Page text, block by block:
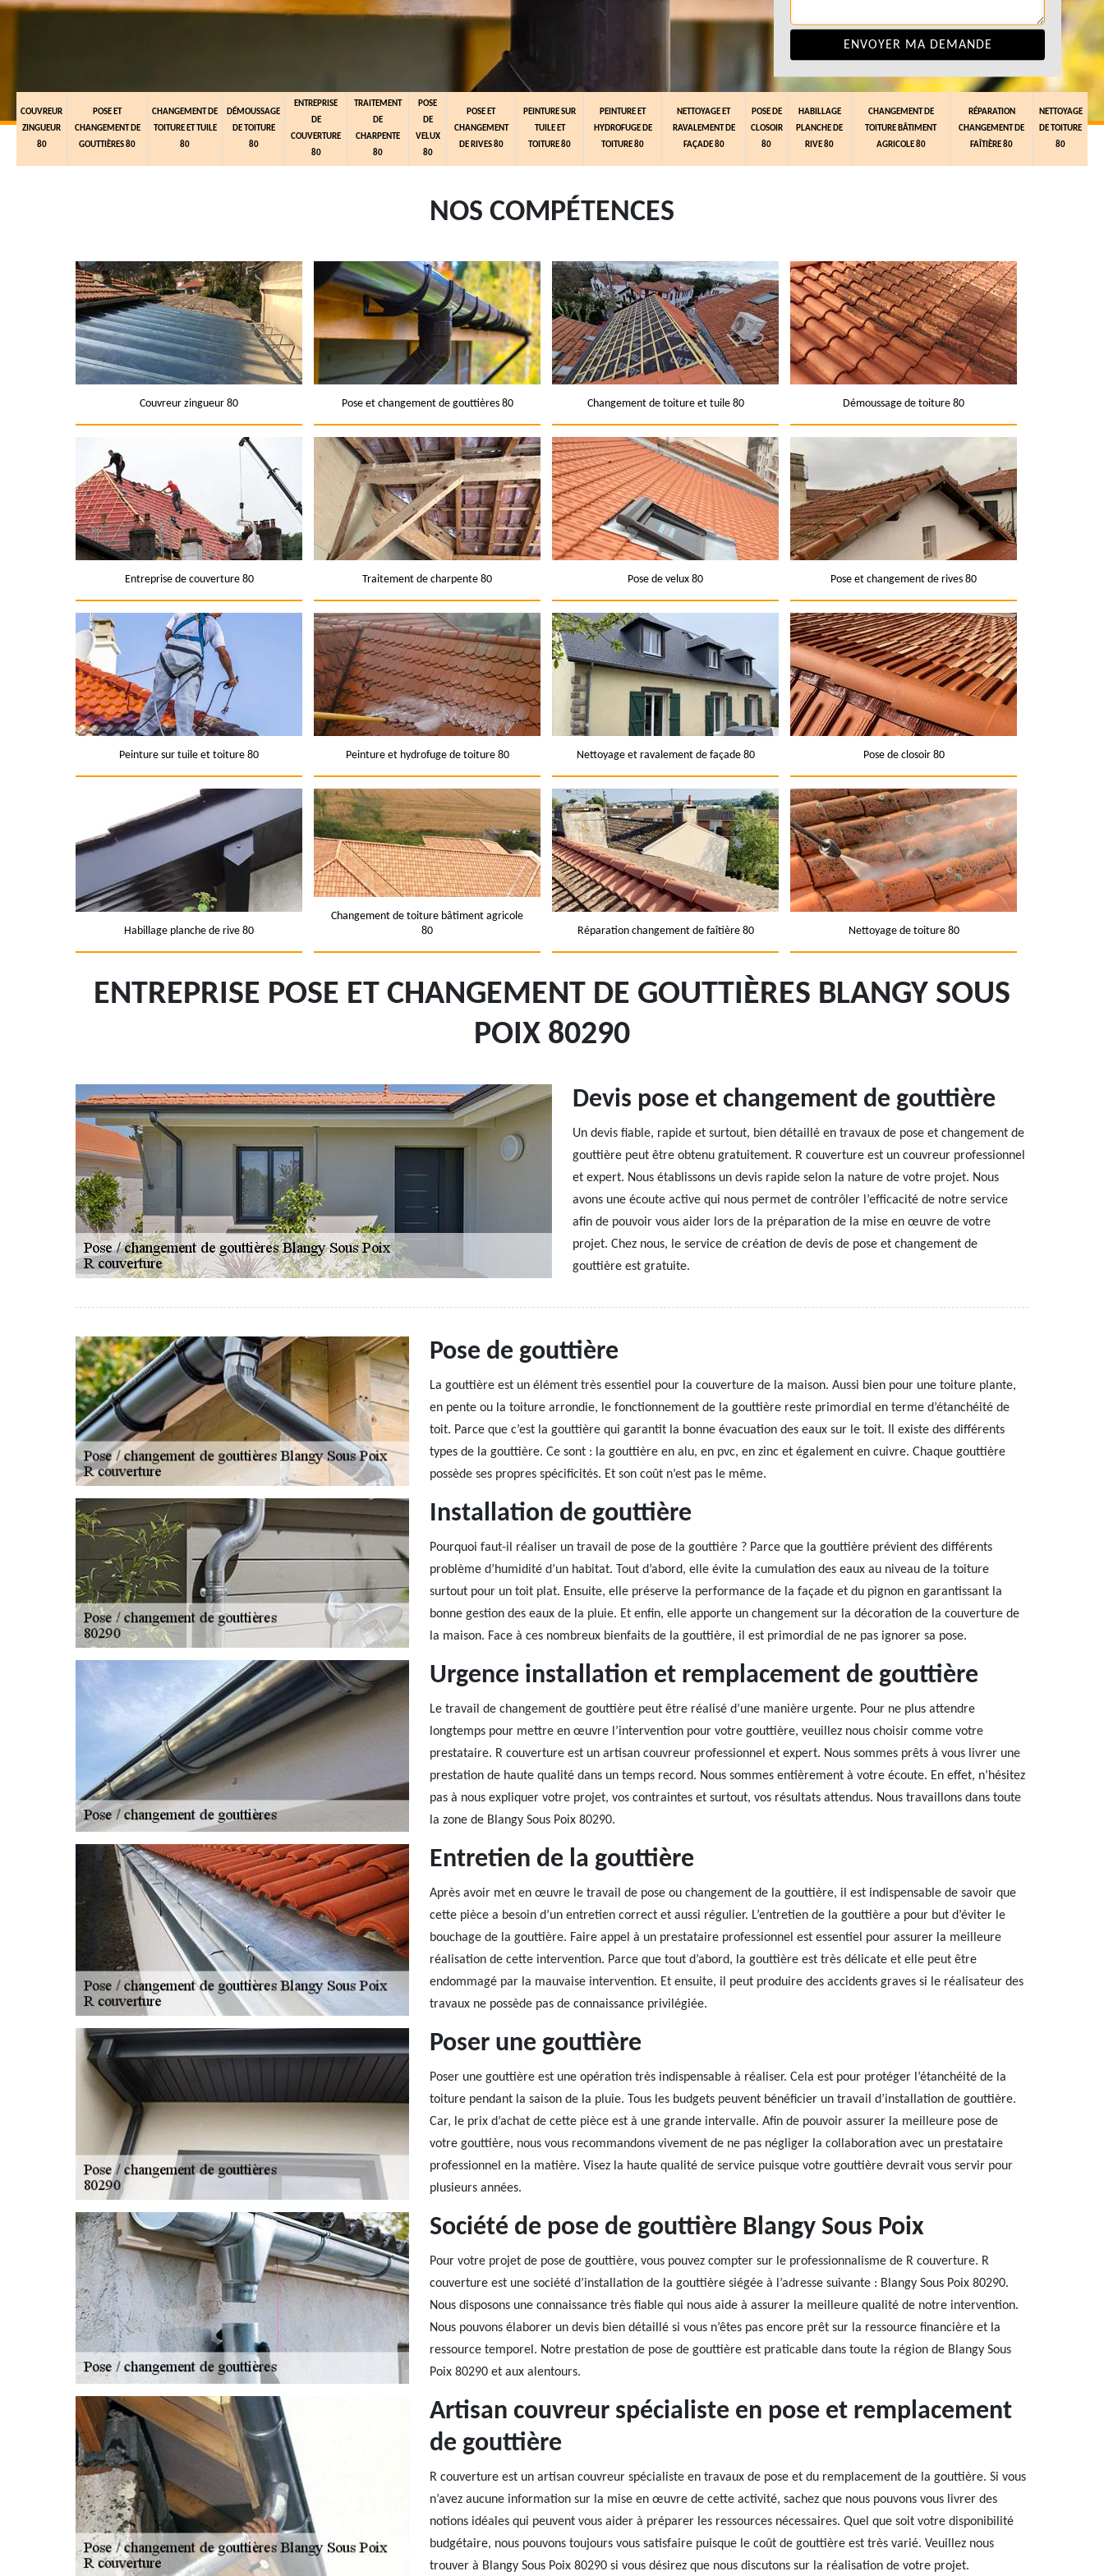
COUVREUR
ZINGUEUR
80
POSE ET
CHANGEMENT DE
GOUTTIÈRES 80
CHANGEMENT DE
TOITURE ET TUILE
80
DÉMOUSSAGE
DE TOITURE
80
ENTREPRISE
DE
COUVERTURE
80
TRAITEMENT
DE
CHARPENTE
80
POSE
DE
VELUX
80
POSE ET
CHANGEMENT
DE RIVES 80
PEINTURE SUR
TUILE ET
TOITURE 80
PEINTURE ET
HYDROFUGE DE
TOITURE 80
NETTOYAGE ET
RAVALEMENT DE
FAÇADE 80
POSE DE
CLOSOIR
80
HABILLAGE
PLANCHE DE
RIVE 80
CHANGEMENT DE
TOITURE BÂTIMENT
AGRICOLE 80
RÉPARATION
CHANGEMENT DE
FAÎTIÈRE 80
NETTOYAGE
DE TOITURE
80
NOS COMPÉTENCES
Couvreur zingueur 80 Pose et changement de gouttières 80 Changement de toiture et tuile 80 Démoussage de toiture 80
Entreprise de couverture 80 Traitement de charpente 80 Pose de velux 80 Pose et changement de rives 80
Peinture sur tuile et toiture 80 Peinture et hydrofuge de toiture 80 Nettoyage et ravalement de façade 80 Pose de closoir 80
Habillage planche de rive 80
Changement de toiture bâtiment agricole
80
Réparation changement de faîtière 80 Nettoyage de toiture 80
ENTREPRISE POSE ET CHANGEMENT DE GOUTTIÈRES BLANGY SOUS
POIX 80290
Devis pose et changement de gouttière
Un devis fiable, rapide et surtout, bien détaillé en travaux de pose et changement de
gouttière peut être obtenu gratuitement. R couverture est un couvreur professionnel
et expert. Nous établissons un devis rapide selon la nature de votre projet. Nous
avons une écoute active qui nous permet de contrôler l’efficacité de notre service
afin de pouvoir vous aider lors de la préparation de la mise en œuvre de votre
projet. Chez nous, le service de création de devis de pose et changement de
gouttière est gratuite.
Pose de gouttière
La gouttière est un élément très essentiel pour la couverture de la maison. Aussi bien pour une toiture plante,
en pente ou la toiture arrondie, le fonctionnement de la gouttière reste primordial en terme d’étanchéité de
toit. Parce que c’est la gouttière qui garantit la bonne évacuation des eaux sur le toit. Il existe des différents
types de la gouttière. Ce sont : la gouttière en alu, en pvc, en zinc et également en cuivre. Chaque gouttière
possède ses propres spécificités. Et son coût n’est pas le même.
Installation de gouttière
Pourquoi faut-il réaliser un travail de pose de la gouttière ? Parce que la gouttière prévient des différents
problème d’humidité d’un habitat. Tout d’abord, elle évite la cumulation des eaux au niveau de la toiture
surtout pour un toit plat. Ensuite, elle préserve la performance de la façade et du pignon en garantissant la
bonne gestion des eaux de la pluie. Et enfin, elle apporte un changement sur la décoration de la couverture de
la maison. Face à ces nombreux bienfaits de la gouttière, il est primordial de ne pas ignorer sa pose.
Urgence installation et remplacement de gouttière
Le travail de changement de gouttière peut être réalisé d’une manière urgente. Pour ne plus attendre
longtemps pour mettre en œuvre l’intervention pour votre gouttière, veuillez nous choisir comme votre
prestataire. R couverture est un artisan couvreur professionnel et expert. Nous sommes prêts à vous livrer une
prestation de haute qualité dans un temps record. Nous sommes entièrement à votre écoute. En effet, n’hésitez
pas à nous expliquer votre projet, vos contraintes et surtout, vos résultats attendus. Nous travaillons dans toute
la zone de Blangy Sous Poix 80290.
Entretien de la gouttière
Après avoir met en œuvre le travail de pose ou changement de la gouttière, il est indispensable de savoir que
cette pièce a besoin d’un entretien correct et aussi régulier. L’entretien de la gouttière a pour but d’éviter le
bouchage de la gouttière. Faire appel à un prestataire professionnel est essentiel pour assurer la meilleure
réalisation de cette intervention. Parce que tout d’abord, la gouttière est très délicate et elle peut être
endommagé par la mauvaise intervention. Et ensuite, il peut produire des accidents graves si le réalisateur des
travaux ne possède pas de connaissance privilégiée.
Poser une gouttière
Poser une gouttière est une opération très indispensable à réaliser. Cela est pour protéger l’étanchéité de la
toiture pendant la saison de la pluie. Tous les budgets peuvent bénéficier un travail d’installation de gouttière.
Car, le prix d’achat de cette pièce est à une grande intervalle. Afin de pouvoir assurer la meilleure pose de
votre gouttière, nous vous recommandons vivement de ne pas négliger la collaboration avec un prestataire
professionnel en la matière. Visez la haute qualité de service puisque votre gouttière devrait vous servir pour
plusieurs années.
Société de pose de gouttière Blangy Sous Poix
Pour votre projet de pose de gouttière, vous pouvez compter sur le professionnalisme de R couverture. R
couverture est une société d’installation de la gouttière siégée à l’adresse suivante : Blangy Sous Poix 80290.
Nous disposons une connaissance très fiable qui nous aide à assurer la meilleure qualité de notre intervention.
Nous pouvons élaborer un devis bien détaillé si vous n’êtes pas encore prêt sur la ressource financière et la
ressource temporel. Notre prestation de pose de gouttière est praticable dans toute la région de Blangy Sous
Poix 80290 et aux alentours.
Artisan couvreur spécialiste en pose et remplacement
de gouttière
R couverture est un artisan couvreur spécialiste en travaux de pose et du remplacement de la gouttière. Si vous
n’avez aucune information sur la mise en œuvre de cette activité, sachez que nous pouvons vous livrer des
notions idéales qui peuvent vous aider à préparer les ressources nécessaires. Quel que soit votre disponibilité
budgétaire, nous pouvons toujours vous satisfaire puisque le coût de gouttière est très varié. Veuillez nous
trouver à Blangy Sous Poix 80290 si vous désirez que nous discutons sur la réalisation de votre projet.